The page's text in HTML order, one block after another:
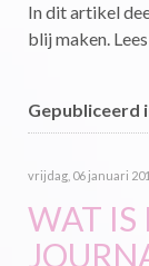
In dit artikel
blij maken.
Gepubliceerd
vrijdag, 06 januari
WAT IS